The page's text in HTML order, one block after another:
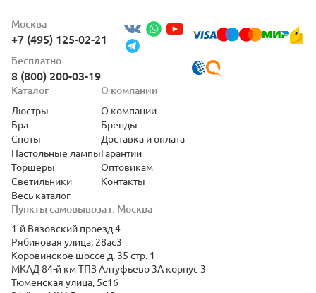
Москва
+7 (495) 125-02-21
Бесплатно
8 (800) 200-03-19
Пункты самовывоза г. Москва
1-й Вязовский проезд 4
Рябиновая улица, 28ас3
Коровинское шоссе д. 35 стр. 1
МКАД 84-й км ТПЗ Алтуфьево 3А корпус 3
Тюменская улица, 5с16
Каталог
Люстры
Бра
Споты
Настольные лампы
Торшеры
Светильники
Весь каталог
О компании
О компании
Бренды
Доставка и оплата
Гарантии
Оптовикам
Контакты